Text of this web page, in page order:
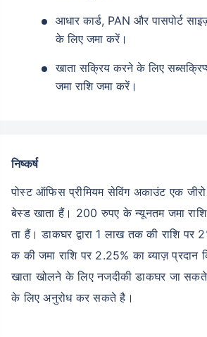
आधार कार्ड, PAN और पासपोर्ट
के लिए जमा करें।
खाता सक्रिय करने के लिए
जमा राशि जमा करें।
निष्कर्ष
पोस्ट ऑफिस प्रीमियम सेविंग अकाउंट एक
बेस्ड खाता हैं। 200 रुपए के न्यूनतम जमा
ता हैं। डाकघर द्वारा 1 लाख तक की राशि
क की जमा राशि पर 2.25% का ब्याज़ प्रदान
खाता खोलने के लिए नजदीकी डाकघर जा सकते
के लिए अनुरोध कर सकते है।